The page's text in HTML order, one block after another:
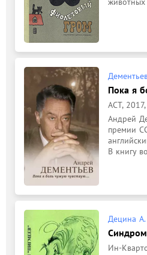
Пока я
АСТ,
Андрей
премии
В книгу
Децина
Ин-